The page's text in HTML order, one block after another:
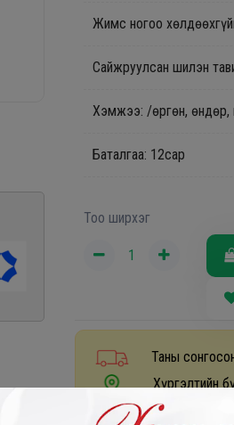
Жимс ногоо
Сайжруулсан шилэн
Хэмжээ: /өргөн, өндөр,
Баталгаа: 12сар
Тоо ширхэг
Таны
Хүргэлтийн